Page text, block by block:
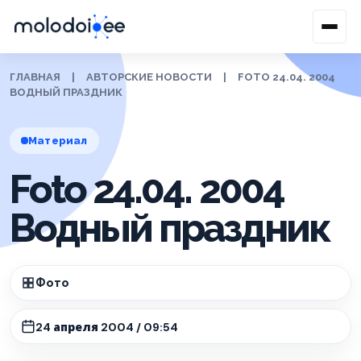
ГЛАВНАЯ АВТОРСКИЕ НОВОСТИ
FOTO 24.04. 2004
ВОДНЫЙ ПРАЗДНИК
Материал
Foto 24.04. 2004
Водный праздник
Фото
24 апреля 2004 / 09:54